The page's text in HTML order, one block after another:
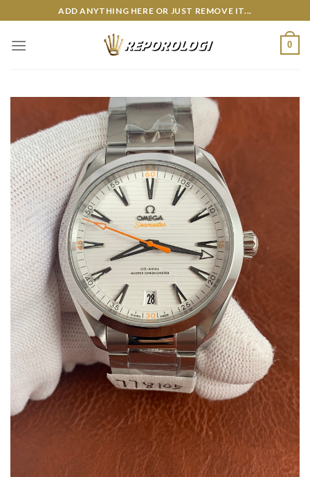
to
content
ADD ANYTHING HERE OR JUST REMOVE IT...
0